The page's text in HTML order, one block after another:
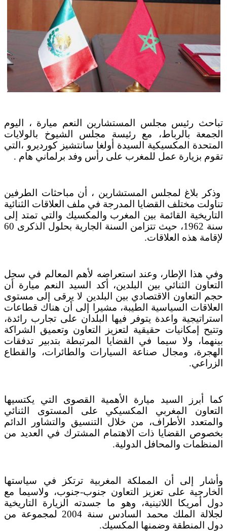
واشنطن بأورتيغا؟
تباحث رئيس مجلس المستشارين النعم ميارة ، اليوم
الجمعة بالرباط، مع رئيسة مجلس الشيوخ بالولايات
المتحدة المكسيكية السيدة أولغا سانتشيز كورديرو ،التي
تقوم بزيارة عمل للمغرب على رأس وفد برلماني هام .
وذكر بلاغ لمجلس المستشارين ، أن مباحثات الطرفين
تناولت مختلف القضايا المدرجة في ملف العلاقات الثنائية
التاريخية القائمة بين المغرب والمكسيك والتي تمتد إلى
سنة 1962، حيث تتزامن السنة الجارية بحلول الذكرى 60
لإقامة هذه العلاقات.
وفي هذا الإطار، وعند استعراضه لأهم المعالم في سجل
التعاون الثنائي بين البلدين، أكد السيد النعم ميارة أن
حجم التعاون الاقتصادي بين البلدين لا يرقى إلى مستوى
العلاقات السياسية الطيبة، مشيرا إلى أن هناك قطاعات
استراتيجية واعدة يتوفر فيها البلدان على تجارب رائدة،
وتتيح إمكانيات حقيقية لتعزيز التعاون وتعميق الشراكة
بينهما، ولا سيما في القضايا المرتبطة بتدبير تدفقات
الهجرة، ومجال صناعة السيارات والطائرات، والقطاع
الزراعي.
كما أبرز السيد ميارة الأهمية القصوى التي يكتسيها
التعاون المغربي المكسيكي على المستوى الثنائي
والمتعدد الأطراف، من خلال التنسيق والتشاور الدائم
بخصوص القضايا ذات الاهتمام المشترك في العديد من
المنظمات والمحافل الدولية.
وأشار إلى أن المملكة المغربية ترتكز في سياستها
الخارجية على تعزيز التعاون جنوب-جنوب، ولاسيما مع
دول أمريكا اللاتينية، وهو ما جسدته الزيارة التاريخية
لجلالة الملك محمد السادس سنة 2004 لمجموعة من
دول المنطقة وضمنها المكسيك.